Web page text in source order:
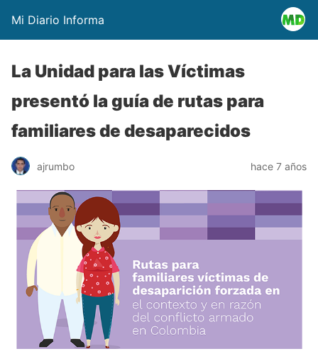
Mi Diario Informa
La Unidad para las Víctimas
presentó la guía de rutas para
familiares de desaparecidos
ajrumbo hace 7 años